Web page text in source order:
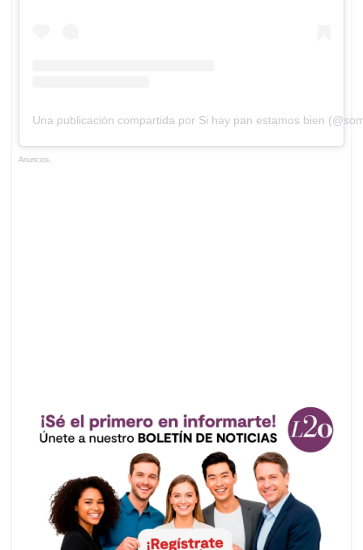
Una publicación compartida por Si hay pan estamos bien
Anuncios.